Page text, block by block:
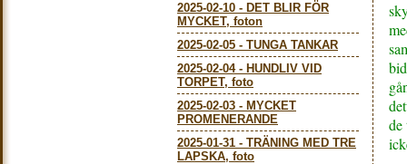
2025-02-10 - DET BLIR FÖR
MYCKET, foton
2025-02-05 - TUNGA TANKAR
2025-02-04- HUNDLIV VID
TORPET, foto
2025-02-03 - MYCKET
PROMENERANDE
2025-01-31 - TRÄNING MED TRE
LAPSKA, foto
de